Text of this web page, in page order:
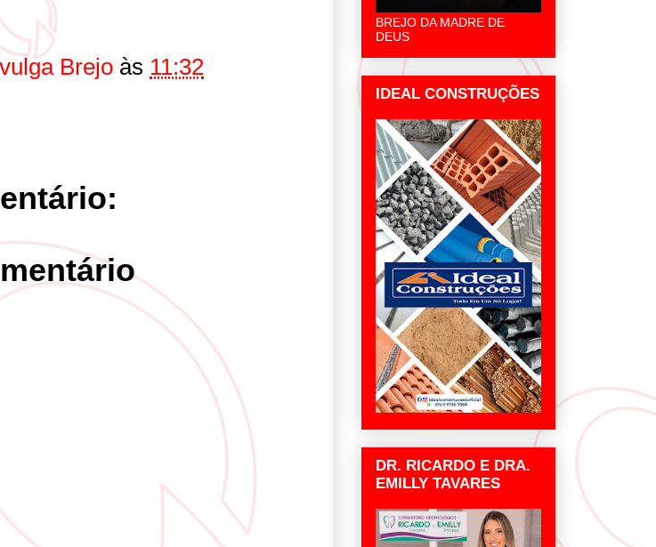
Brejo às 11:32
BREJO DA MADRE DE
DEUS
IDEAL CONSTRUÇÕES
DR. RICARDO E DRA.
EMILLY TAVARES